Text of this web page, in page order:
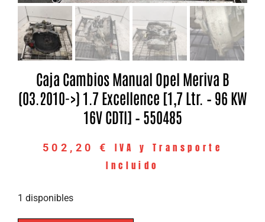
Caja Cambios Manual Opel Meriva B
(03.2010->) 1.7 Excellence [1,7 Ltr. – 96 KW
16V CDTI] – 550485
502,20 €
IVA y Transporte
Incluido
1 disponibles